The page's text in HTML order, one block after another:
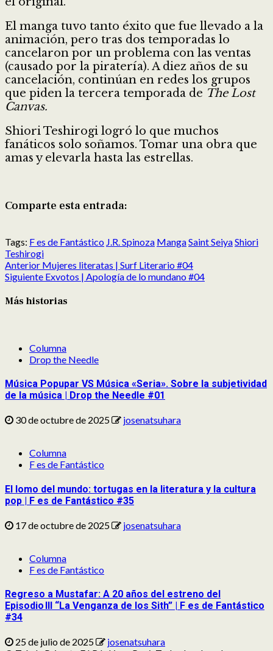
El manga tuvo tanto éxito que fue llevado a la
animación, pero tras dos temporadas lo
cancelaron por un problema con las ventas
(causado por la piratería). A diez años de su
cancelación, continúan en redes los grupos
que piden la tercera temporada de The Lost
Canvas.
Shiori Teshirogi logró lo que muchos
fanáticos solo soñamos. Tomar una obra que
amas y elevarla hasta las estrellas.
Comparte esta entrada:
en
X
(Twitter)
en
Facebook
en
Reddit
en en en
Tags: F es de Fantástico J.R. Spinoza MangaSaint SeiyaShiori
Teshirogi
Post
navigation
Anterior Mujeres literatas | Surf Literario #04
Siguiente Exvotos | Apología de lo mundano #04
Más historias
Columna
Drop the Needle
Música Popupar VS Música «Seria». Sobre la subjetividad
de la música | Drop the Needle #01
30 de octubre de 2025 josenatsuhara
Columna
F es de Fantástico
El lomo del mundo: tortugas en la literatura y la cultura
pop | F es de Fantástico #35
17 de octubre de 2025 josenatsuhara
Columna
F es de Fantástico
Regreso a Mustafar: A 20 años del estreno del
Episodio III “La Venganza de los Sith” | F es de Fantástico
#34
25 de julio de 2025
josenatsuhara